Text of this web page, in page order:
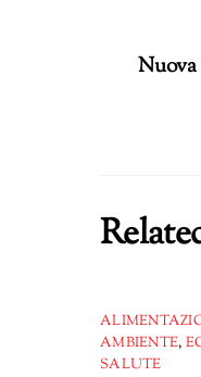
Nuova
AMBIENTE,
SALUTE